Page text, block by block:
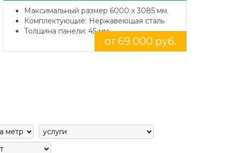
Максимальный размер 6000 x 3085 мм.
Комплектующие: Нержавеющая сталь
Толщина панели: 45 мм.
от 69 000 руб.